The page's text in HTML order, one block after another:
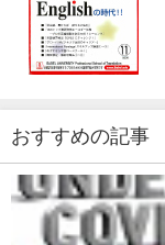
おすすめの記事